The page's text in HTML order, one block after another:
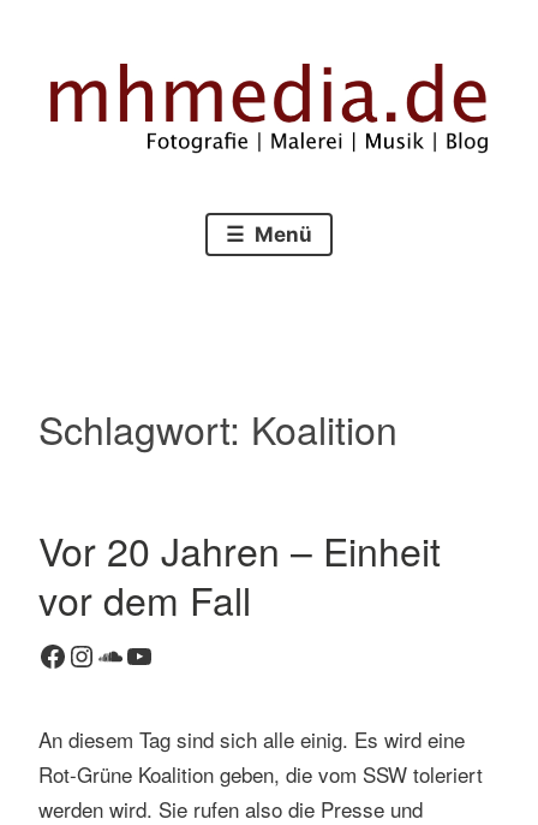
springen
mhmedia.de
Menü
Schlagwort: Koalition
Vor 20 Jahren – Einheit
vor dem Fall
Facebook
Instagram
SoundCloud
YouTube
An diesem Tag sind sich alle einig. Es wird eine
Rot-Grüne Koalition geben, die vom SSW toleriert
werden wird. Sie rufen also die Presse und
K
t
a
r